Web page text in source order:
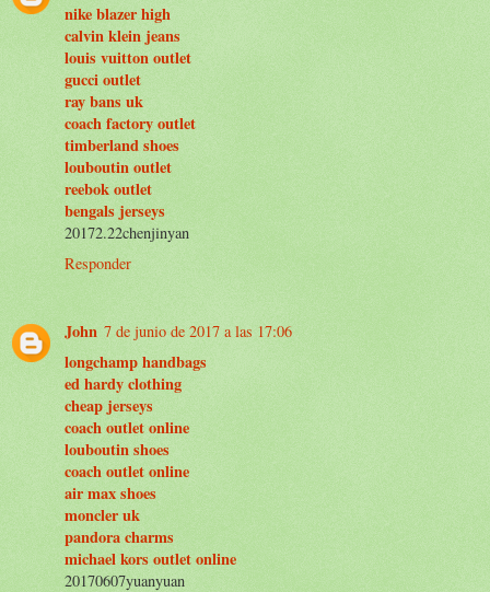
nike blazer high
calvin klein jeans
louis vuitton outlet
gucci outlet
ray bans uk
coach factory outlet
timberland shoes
louboutin outlet
reebok outlet
bengals jerseys
20172.22chenjinyan
Responder
John 7 de junio de 2017 a las 17:06
longchamp handbags
ed hardy clothing
cheap jerseys
coach outlet online
louboutin shoes
coach outlet online
air max shoes
moncler uk
pandora charms
michael kors outlet online
20170607yuanyuan